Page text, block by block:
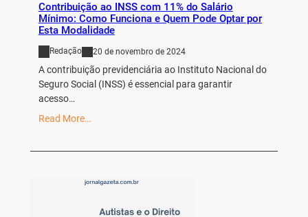
Contribuição ao INSS com 11% do Salário
Mínimo: Como Funciona e Quem Pode Optar por
Esta Modalidade
Redação 20 de novembro de 2024
A contribuição previdenciária ao Instituto Nacional do
Seguro Social (INSS) é essencial para garantir
acesso…
Read More…